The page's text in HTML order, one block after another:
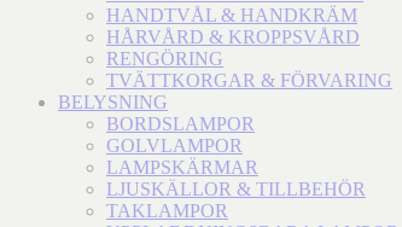
HANDTVÅL & HANDKRÄM
HÅRVÅRD & KROPPSVÅRD
RENGÖRING
TVÄTTKORGAR & FÖRVARING
BELYSNING
BORDSLAMPOR
GOLVLAMPOR
LAMPSKÄRMAR
LJUSKÄLLOR & TILLBEHÖR
TAKLAMPOR